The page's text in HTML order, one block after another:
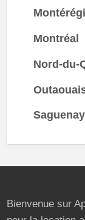
Montréal
Nord-du-
Bienvenue sur